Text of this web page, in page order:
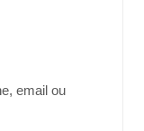
email ou